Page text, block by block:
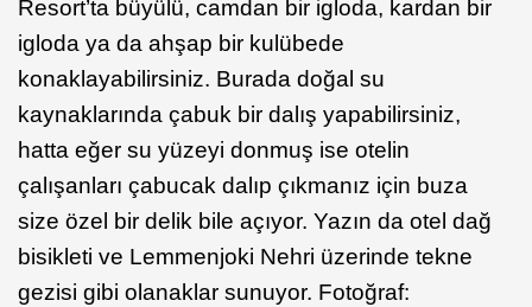
Resort’ta büyülü, camdan bir igloda, kardan bir
igloda ya da ahşap bir kulübede
konaklayabilirsiniz. Burada doğal su
kaynaklarında çabuk bir dalış yapabilirsiniz,
hatta eğer su yüzeyi donmuş ise otelin
çalışanları çabucak dalıp çıkmanız için buza
size özel bir delik bile açıyor. Yazın da otel dağ
bisikleti ve Lemmenjoki Nehri üzerinde tekne
gezisi gibi olanaklar sunuyor. Fotoğraf: